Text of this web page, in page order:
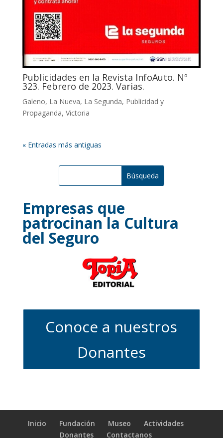
Publicidades en la Revista InfoAuto. Nº
323. Febrero de 2023. Varias.
Galeno, La Nueva, La Segunda, Publicidad y
Propaganda, Victoria
« Entradas más antiguas
Empresas que
patrocinan la Cultura
del Seguro
Conoce a nuestros
Donantes
Inicio Fundación Museo
Actividades
Donantes
Contactanos